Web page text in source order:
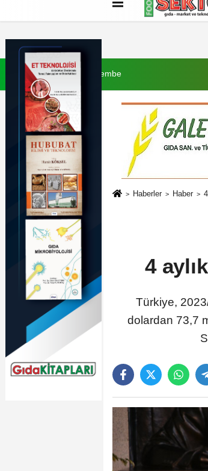
İletişim
6 Ağustos 2026, Perşembe
Haberler Haber
4
Türkiye,
dolardan 73,7